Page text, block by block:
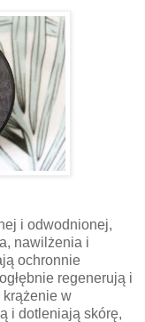
i odwodnionej,
nawilżenia i
ochronnie
regenerują i
krążenie w
i dotleniają skórę,